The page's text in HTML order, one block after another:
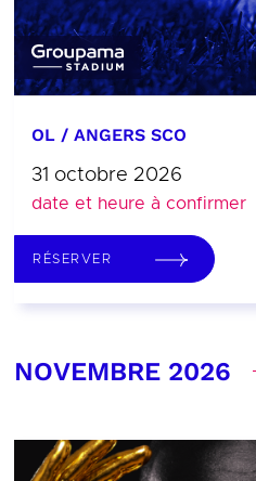
OL / ANGERS SCO
31 octobre 2026
date et heure à confirmer
RÉSERVER
NOVEMBRE 2026